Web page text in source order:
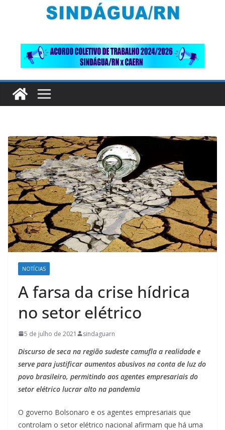
NOTÍCIAS
A farsa da crise hídrica
no setor elétrico
5 de julho de 2021 sindaguarn
Discurso de seca na região sudeste camufla a realidade e
serve para justificar aumentos abusivos na conta de luz do
povo brasileiro, permitindo aos agentes empresariais do
setor elétrico lucrar alto na pandemia
O governo Bolsonaro e os agentes empresariais que
controlam o setor elétrico nacional afirmam que há uma